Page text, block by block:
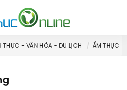
THỰC - VĂN HÓA - DU LỊCH ẨM THỰC